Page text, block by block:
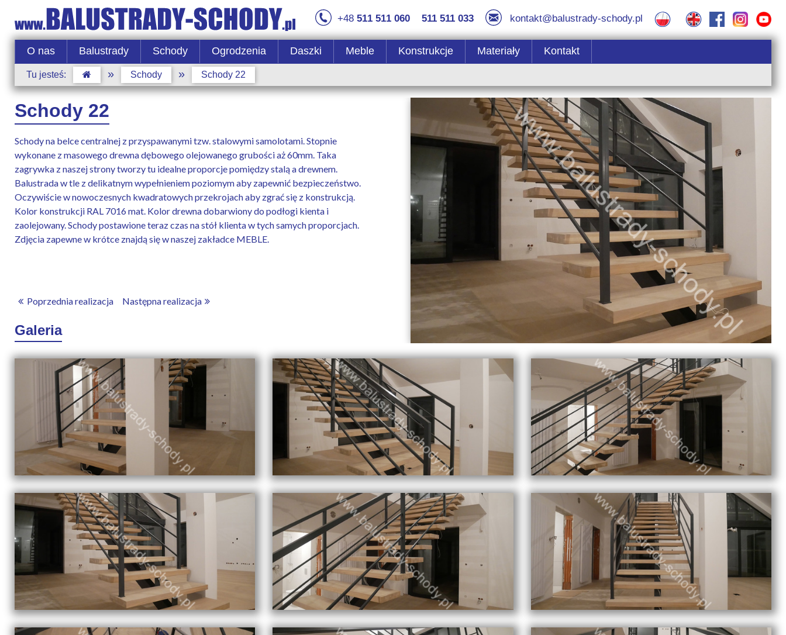
+48 511 511 060 511 511 033 kontakt@balustrady-schody.pl
O nas Balustrady Schody Ogrodzenia Daszki Meble Konstrukcje Materiały Kontakt
Tu jesteś: » Schody » Schody 22
Schody 22
Schody na belce centralnej z przyspawanymi tzw. stalowymi samolotami. Stopnie
wykonane z masowego drewna dębowego olejowanego grubości aż 60mm. Taka
zagrywka z naszej strony tworzy tu idealne proporcje pomiędzy stalą a drewnem.
Balustrada w tle z delikatnym wypełnieniem poziomym aby zapewnić bezpieczeństwo.
Oczywiście w nowoczesnych kwadratowych przekrojach aby zgrać się z konstrukcją.
Kolor konstrukcji RAL 7016 mat. Kolor drewna dobarwiony do podłogi kienta i
zaolejowany. Schody postawione teraz czas na stół klienta w tych samych proporcjach.
Zdjęcia zapewne w krótce znajdą się w naszej zakładce MEBLE.
Poprzednia realizacja Następna realizacja
Galeria